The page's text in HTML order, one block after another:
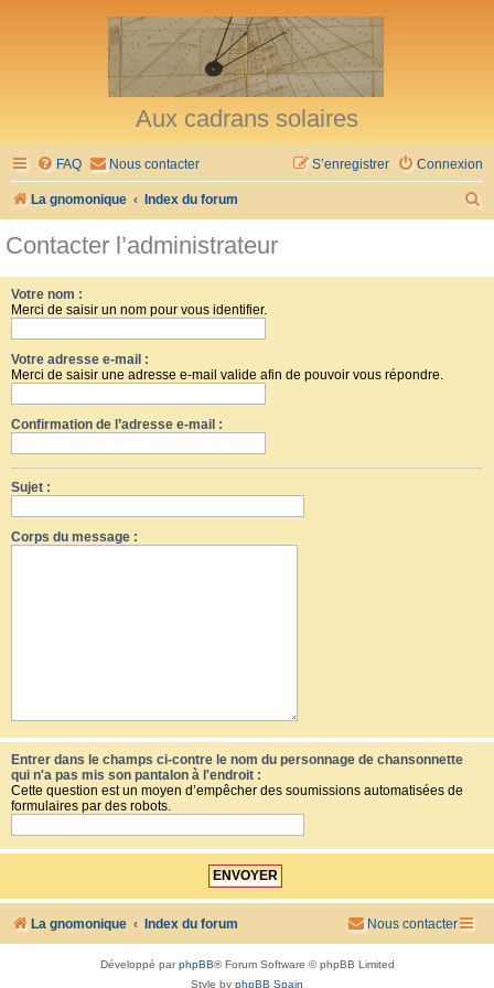
Aux cadrans solaires
FAQ Nous contacter Connexion
S’enregistrer
La gnomonique Index du forum
Contacter l’administrateur
Votre nom :
Merci de saisir un nom pour vous identifier.
Votre adresse e-mail :
Merci de saisir une adresse e-mail valide afin de pouvoir vous répondre.
Confirmation de l’adresse e-mail :
Sujet :
Corps du message :
Entrer dans le champs ci-contre le nom du personnage de chansonnette
qui n'a pas mis son pantalon à l'endroit :
Cette question est un moyen d’empêcher des soumissions automatisées de
formulaires par des robots.
La gnomonique Index du forum Nous contacter
Développé parphpBB® Forum Software © phpBB Limited
Style by phpBB Spain